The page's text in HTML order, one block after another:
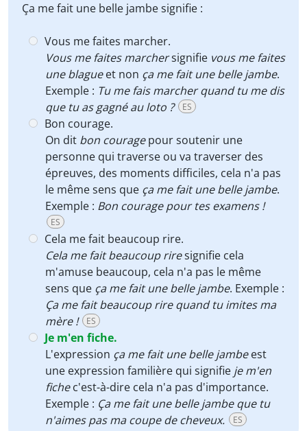
Ça me fait une belle jambe signifie :
Vous me faites marcher.
Vous me faites marchersignifie vous me faites
une blagueet non ça me fait une belle jambe.
Exemple : Tu me fais marcher quand tu me dis
que tu as gagné au loto ?
ES
Bon courage.
On dit bon couragepour soutenir une
personne qui traverse ou va traverser des
épreuves, des moments difficiles, cela n'a pas
le même sens que ça me fait une belle jambe.
Exemple : Bon courage pour tes examens !
ES
Cela me fait beaucoup rire.
Cela me fait beaucoup riresignifie cela
m'amuse beaucoup, cela n'a pas le même
sens que ça me fait une belle jambe. Exemple :
Ça me fait beaucoup rire quand tu imites ma
mère !
ES
Je m'en fiche.
L'expression ça me fait une belle jambeest
une expression familière qui signifie je m'en
fichec'est-à-dire cela n'a pas d'importance.
Exemple : Ça me fait une belle jambe que tu
n'aimes pas ma coupe de cheveux.
ES